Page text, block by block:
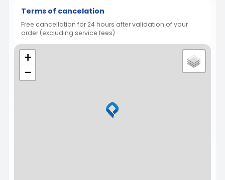
Terms of cancelation
Free cancellation for 24 hours after validation of your
order (excluding service fees)
+
−